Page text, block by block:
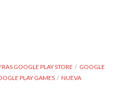
GOOGLE PLAY STORE
GOOGLE
PLAY GAMES
NUEVA